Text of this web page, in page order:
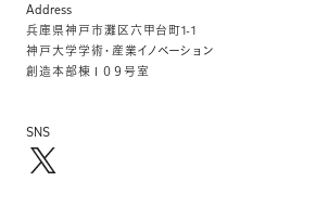
Address
兵庫県神⼾市灘区六甲台町1-1
神⼾⼤学学術・産業イノベーション
創造本部棟１０９号室
SNS